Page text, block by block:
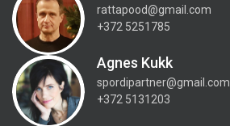
rattapood@gmail.com
+372 5251785
Agnes Kukk
spordipartner@gmail.com
+372 5131203